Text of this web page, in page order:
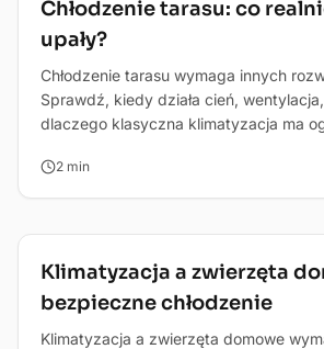
Chłodzenie tarasu: co
upały?
Chłodzenie tarasu wymaga innych
Sprawdź, kiedy działa cień,
dlaczego klasyczna klimatyzacja ma
2 min
Zdrowie
Klimatyzacja a zwierzęta
bezpieczne chłodzenie
Klimatyzacja a zwierzęta domowe